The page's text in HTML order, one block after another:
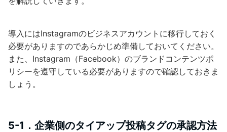
導入にはInstagramのビジネスアカウントに移行しておく
必要がありますのであらかじめ準備しておいてください。
また、Instagram（Facebook）のブランドコンテンツポ
リシーを遵守している必要がありますので確認しておきま
しょう。
5-1．企業側のタイアップ投稿タグの承認方法